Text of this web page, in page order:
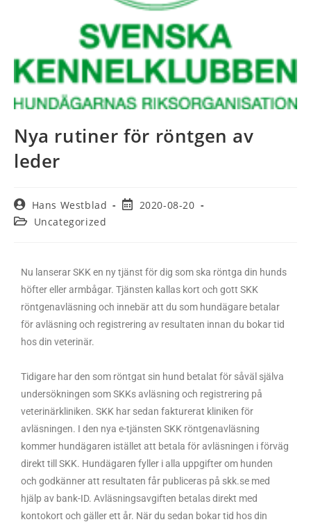
Nya rutiner för röntgen av
leder
Hans Westblad
2020-08-20
Uncategorized
Nu lanserar SKK en ny tjänst för dig som ska röntga din hunds
höfter eller armbågar. Tjänsten kallas kort och gott SKK
röntgenavläsning och innebär att du som hundägare betalar
för avläsning och registrering av resultaten innan du bokar tid
hos din veterinär.
Tidigare har den som röntgat sin hund betalat för såväl själva
undersökningen som SKKs avläsning och registrering på
veterinärkliniken. SKK har sedan fakturerat kliniken för
avläsningen. I den nya e-tjänsten SKK röntgenavläsning
kommer hundägaren istället att betala för avläsningen i förväg
direkt till SKK. Hundägaren fyller i alla uppgifter om hunden
och godkänner att resultaten får publiceras på skk.se med
hjälp av bank-ID. Avläsningsavgiften betalas direkt med
kontokort och gäller ett år. När du sedan bokar tid hos din